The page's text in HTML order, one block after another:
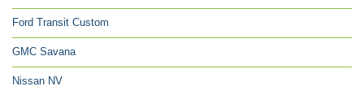
Ford Transit Custom
GMC Savana
Nissan NV